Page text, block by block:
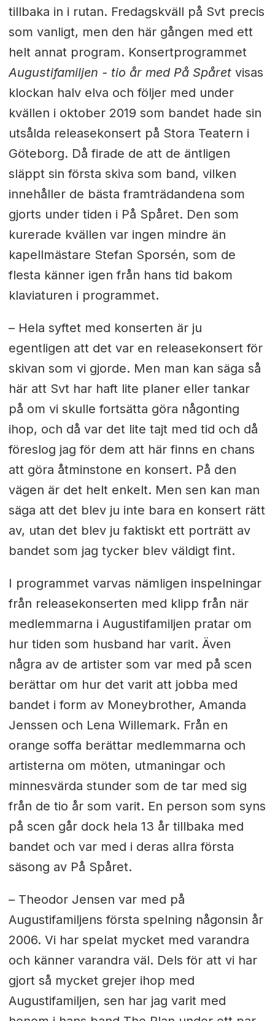
tillbaka in i rutan. Fredagskväll på Svt precis
som vanligt, men den här gången med ett
helt annat program. Konsertprogrammet
Augustifamiljen - tio år med På Spåretvisas
klockan halv elva och följer med under
kvällen i oktober 2019 som bandet hade sin
utsålda releasekonsert på Stora Teatern i
Göteborg. Då firade de att de äntligen
släppt sin första skiva som band, vilken
innehåller de bästa framträdandena som
gjorts under tiden i På Spåret. Den som
kurerade kvällen var ingen mindre än
kapellmästare Stefan Sporsén, som de
flesta känner igen från hans tid bakom
klaviaturen i programmet.
– Hela syftet med konserten är ju
egentligen att det var en releasekonsert för
skivan som vi gjorde. Men man kan säga så
här att Svt har haft lite planer eller tankar
på om vi skulle fortsätta göra någonting
ihop, och då var det lite tajt med tid och då
föreslog jag för dem att här finns en chans
att göra åtminstone en konsert. På den
vägen är det helt enkelt. Men sen kan man
säga att det blev ju inte bara en konsert rätt
av, utan det blev ju faktiskt ett porträtt av
bandet som jag tycker blev väldigt fint.
I programmet varvas nämligen inspelningar
från releasekonserten med klipp från när
medlemmarna i Augustifamiljen pratar om
hur tiden som husband har varit. Även
några av de artister som var med på scen
berättar om hur det varit att jobba med
bandet i form av Moneybrother, Amanda
Jenssen och Lena Willemark. Från en
orange soffa berättar medlemmarna och
artisterna om möten, utmaningar och
minnesvärda stunder som de tar med sig
från de tio år som varit. En person som syns
på scen går dock hela 13 år tillbaka med
bandet och var med i deras allra första
säsong av På Spåret.
– Theodor Jensen var med på
Augustifamiljens första spelning någonsin år
2006. Vi har spelat mycket med varandra
och känner varandra väl. Dels för att vi har
gjort så mycket grejer ihop med
Augustifamiljen, sen har jag varit med